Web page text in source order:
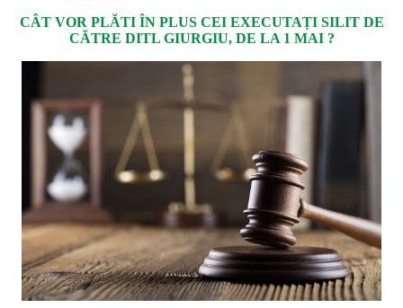
CÂT VOR PLĂTI ÎN PLUS CEI EXECUTAȚI SILIT DE
CĂTRE DITL GIURGIU, DE LA 1 MAI ?